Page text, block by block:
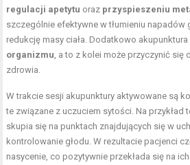
regulacji apetytu oraz przyspieszeniu
szczególnie efektywne w tłumieniu napadów
redukcję masy ciała. Dodatkowo
organizmu , a to z kolei może przyczynić
zdrowia.
W trakcie sesji akupunktury aktywowane są
te związane z uczuciem sytości. Na przykład
skupia się na punktach znajdujących się w
kontrolowanie głodu. W rezultacie pacjenci
nasycenie, co pozytywnie przekłada się na